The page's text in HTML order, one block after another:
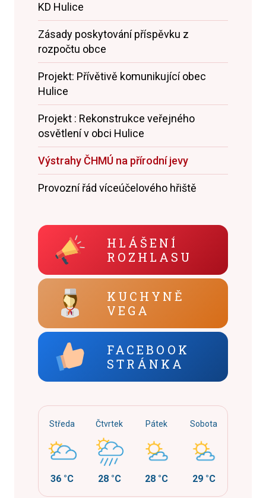
KD Hulice
Zásady poskytování příspěvku z
rozpočtu obce
Projekt: Přívětivě komunikující obec
Hulice
Projekt : Rekonstrukce veřejného
osvětlení v obci Hulice
Výstrahy ČHMÚ na přírodní jevy
Provozní řád víceúčelového hřiště
HLÁŠENÍ
ROZHLASU
KUCHYNĚ
VEGA
FACEBOOK
STRÁNKA
Středa
36 °C
Čtvrtek
28 °C
Pátek
28 °C
Sobota
29 °C